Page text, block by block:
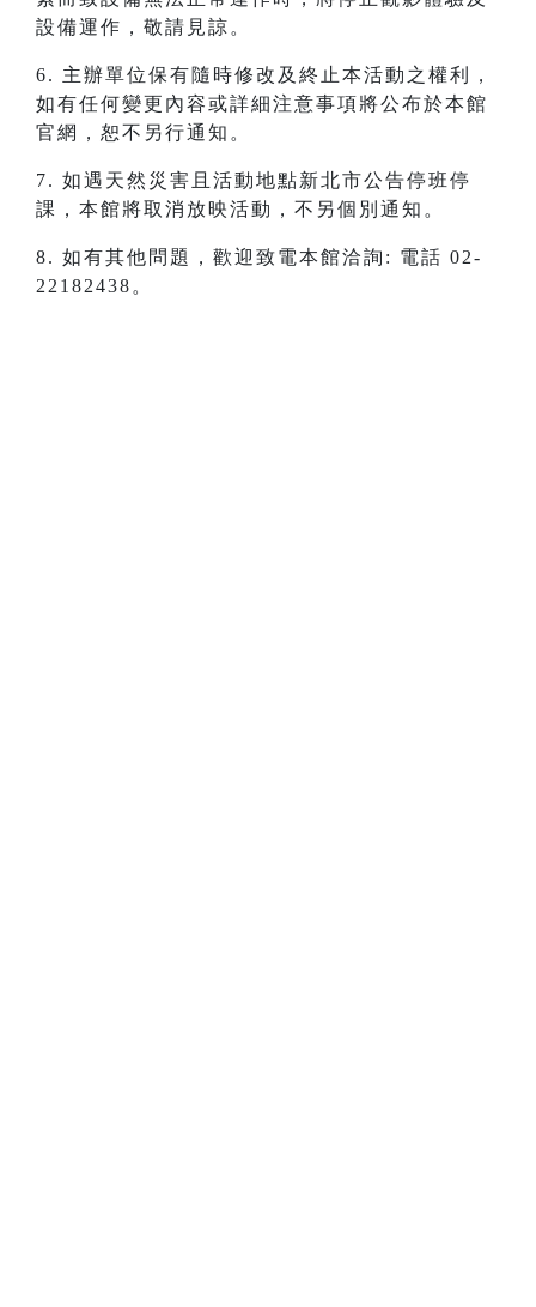
設備運作，敬請見諒。
6. 主辦單位保有隨時修改及終止本活動之權利，
如有任何變更內容或詳細注意事項將公布於本館
官網，恕不另行通知。
7. 如遇天然災害且活動地點新北市公告停班停
課，本館將取消放映活動，不另個別通知。
8. 如有其他問題，歡迎致電本館洽詢: 電話 02-
22182438。